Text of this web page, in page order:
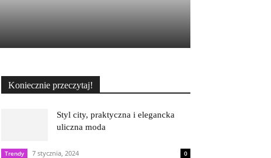
Koniecznie przeczytaj!
Styl city, praktyczna i elegancka
uliczna moda
Trendy 7 stycznia, 2024 0